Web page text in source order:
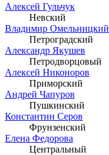
Алексей Гульчук
Невский
Владимир Омельницкий
Петроградский
Александр Якушев
Петродворцовый
Алексей Никоноров
Приморский
Андрей Чапуров
Пушкинский
Константин Серов
Фрунзенский
Елена Федорова
Центральный